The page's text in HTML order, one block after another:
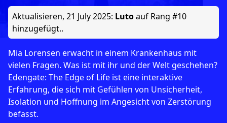
Aktualisieren, 21 July 2025: Lutoauf Rang #10
hinzugefügt..
Mia Lorensen erwacht in einem Krankenhaus mit
vielen Fragen. Was ist mit ihr und der Welt geschehen?
Edengate: The Edge of Life ist eine interaktive
Erfahrung, die sich mit Gefühlen von Unsicherheit,
Isolation und Hoffnung im Angesicht von Zerstörung
befasst.